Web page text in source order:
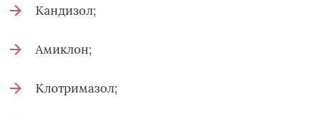
Кандизол;
Амиклон;
Клотримазол;